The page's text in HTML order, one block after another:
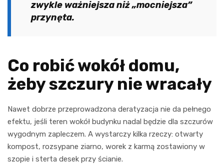
zwykle ważniejsza niż „mocniejsza”
przynęta.
Co robić wokół domu,
żeby szczury nie wracały
Nawet dobrze przeprowadzona deratyzacja nie da pełnego
efektu, jeśli teren wokół budynku nadal będzie dla szczurów
wygodnym zapleczem. A wystarczy kilka rzeczy: otwarty
kompost, rozsypane ziarno, worek z karmą zostawiony w
szopie i sterta desek przy ścianie.